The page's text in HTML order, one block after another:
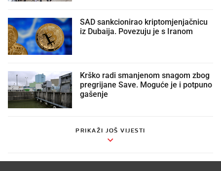
SAD sankcionirao kriptomjenjačnicu
iz Dubaija. Povezuju je s Iranom
Krško radi smanjenom snagom zbog
pregrijane Save. Moguće je i potpuno
gašenje
PRIKAŽI JOŠ VIJESTI